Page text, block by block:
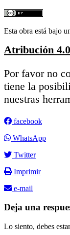
Esta obra está bajo
Atribución
Por favor no
tiene la
nuestras
facebook
WhatsApp
Twitter
Imprimir
e-mail
Deja una
Lo siento, debes